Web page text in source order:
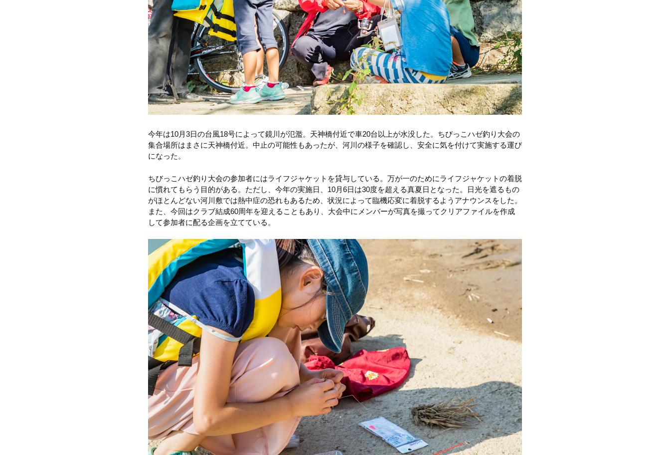
今年は10月3日の台風18号によって鏡川が氾濫。天神橋付近で車20台以上が水没した。ちびっこハゼ釣り大会の
集合場所はまさに天神橋付近。中止の可能性もあったが、河川の様子を確認し、安全に気を付けて実施する運び
になった。
ちびっこハゼ釣り大会の参加者にはライフジャケットを貸与している。万が一のためにライフジャケットの着脱
に慣れてもらう目的がある。ただし、今年の実施日、10月6日は30度を超える真夏日となった。日光を遮るもの
がほとんどない河川敷では熱中症の恐れもあるため、状況によって臨機応変に着脱するようアナウンスをした。
また、今回はクラブ結成60周年を迎えることもあり、大会中にメンバーが写真を撮ってクリアファイルを作成
して参加者に配る企画を立てている。